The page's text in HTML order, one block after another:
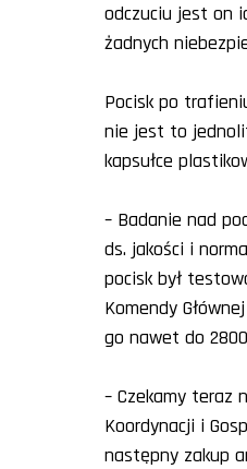
odczuciu jest on
żadnych
Pocisk po
nie jest to
kapsułce
– Badanie nad
ds. jakości i
pocisk był
Komendy
go nawet do
– Czekamy teraz
Koordynacji i
następny zakup